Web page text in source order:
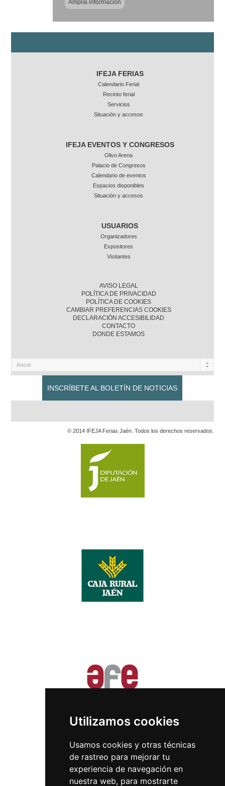
Utilizamos cookies
Usamos cookies y otras técnicas
de rastreo para mejorar tu
experiencia de navegación en
nuestra web, para mostrarte
Amplía información
IFEJA FERIAS
Calendario Ferial
Recinto ferial
Servicios
Situación y accesos
IFEJA EVENTOS Y CONGRESOS
Olivo Arena
Palacio de Congresos
Calendario de eventos
Espacios disponibles
Situación y accesos
USUARIOS
Organizadores
Expositores
Visitantes
AVISO LEGAL
POLÍTICA DE PRIVACIDAD
POLÍTICA DE COOKIES
CAMBIAR PREFERENCIAS COOKIES
DECLARACIÓN ACCESIBILIDAD
CONTACTO
DONDE ESTAMOS
INSCRÍBETE AL BOLETÍN DE NOTICIAS
© 2014 IFEJA Ferias Jaén. Todos los derechos reservados.